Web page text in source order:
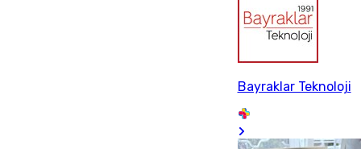
Bayraklar Teknoloji